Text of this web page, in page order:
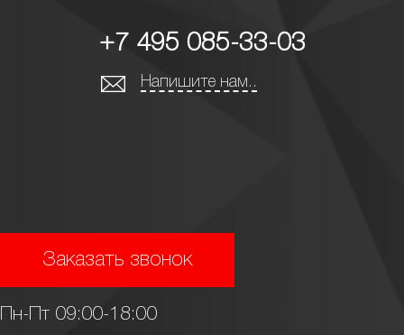
+7 495 085-33-03
Напишите нам..
Заказать звонок
Пн-Пт 09:00-18:00